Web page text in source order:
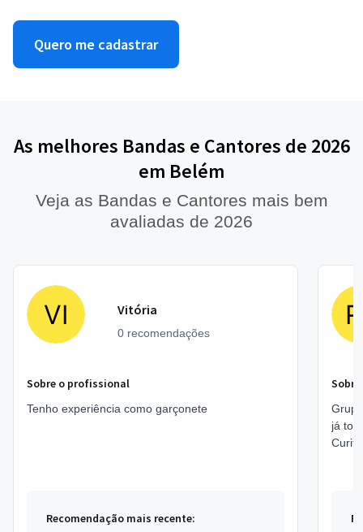
Quero me cadastrar
As melhores Bandas e Cantores de 2026
em Belém
Veja as Bandas e Cantores mais bem
avaliadas de 2026
Vitória
0 recomendações
Sobre o profissional
Tenho experiência como garçonete
Recomendação mais recente:
já